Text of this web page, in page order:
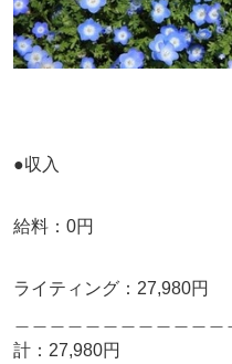
●収入
給料：0円
ライティング：27,980円
計：27,980円